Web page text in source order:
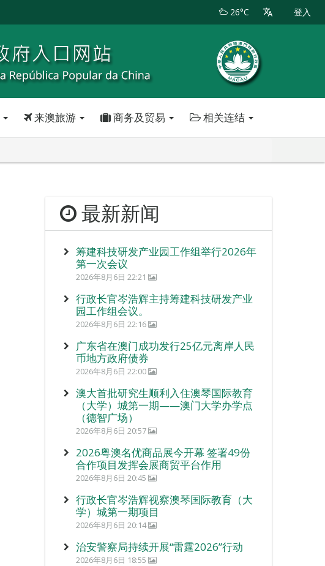
26°C 登入
来澳旅游 商务及贸易 相关连结
最新新闻
筹建科技研发产业园工作组举行2026年
第一次会议
2026年8月6日 22:21
行政长官岑浩辉主持筹建科技研发产业
园工作组会议。
2026年8月6日 22:16
广东省在澳门成功发行25亿元离岸人民
币地方政府债券
2026年8月6日 22:00
澳大首批研究生顺利入住澳琴国际教育
（大学）城第一期——澳门大学办学点
（德智广场）
2026年8月6日 20:57
2026粤澳名优商品展今开幕 签署49份
合作项目发挥会展商贸平台作用
2026年8月6日 20:45
行政长官岑浩辉视察澳琴国际教育（大
学）城第一期项目
2026年8月6日 20:14
治安警察局持续开展“雷霆2026”行动
2026年8月6日 18:55